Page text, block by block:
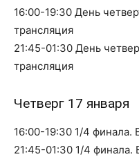
16:00-19:30 День
трансляция
21:45-01:30 День
трансляция
Четверг 17 января
16:00-19:30 1/4 финала.
21:45-01:30 1/4 финала.